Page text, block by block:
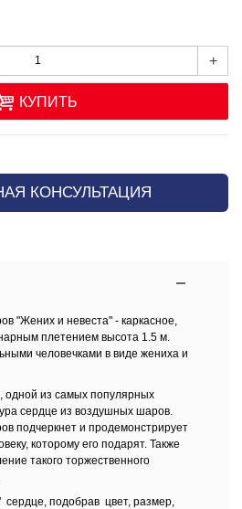
+
КУПИТЬ
КОНСУЛЬТАЦИЯ
"Жених и невеста" - каркасное,
плетением высота 1.5 м.
человечками в виде жениха и
одной из самых популярных
сердце из воздушных шаров.
подчеркнет и продемонстрирует
которому его подарят. Также
такого торжественного
сердце, подобрав цвет, размер,